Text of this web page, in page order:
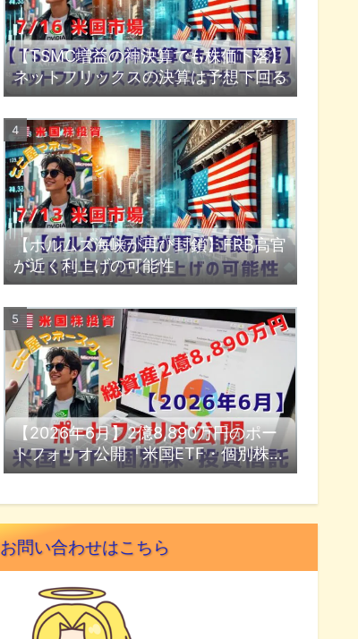
【TSMC増益の神決算でも株価下落】
ネットフリックスの決算は予想下回る
【ホルムズ海峡が再び封鎖】FRB高官
が近く利上げの可能性
【2026年6月】2億8,890万円のポー
トフォリオ公開『米国ETF・個別株・
投資信託』
お問い合わせはこちら